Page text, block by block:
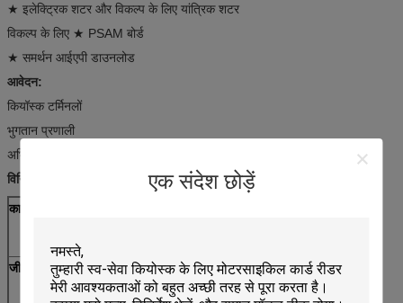
एक संदेश छोड़ें
★ इलेक्ट्रिक शटर और विकल्प के लिए यांत्रिक शटर
विकल्प के लिए ★ PSAM बोर्ड
★ समर्थन आईएपी डाउनलोड
आवेदन:
कियॉस्क टर्मिनलों
भुगतान प्रणाली
अभिगम नियंत्रण टर्मिनल
विनिर्देशों:
कार्ड मानक
जीवनभर
चुंबकीय सिर: 500,000 गुजरता
आईसी कार्ड संपर्क: 300000 गुजरता